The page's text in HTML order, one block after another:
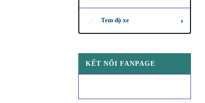
Tem độ xe
KẾT NỐI FANPAGE